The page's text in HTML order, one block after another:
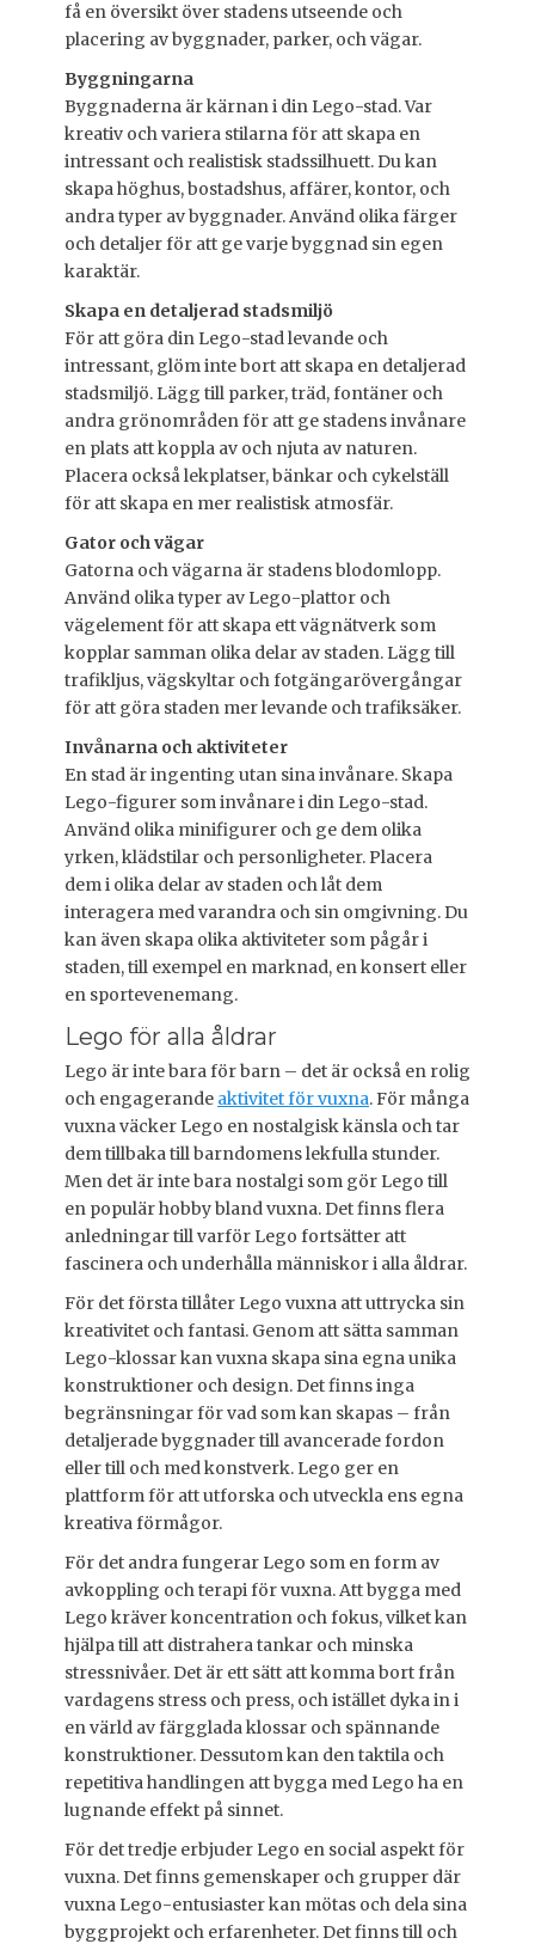
få en översikt över stadens utseende och
placering av byggnader, parker, och vägar.
Byggningarna
Byggnaderna är kärnan i din Lego-stad. Var
kreativ och variera stilarna för att skapa en
intressant och realistisk stadssilhuett. Du kan
skapa höghus, bostadshus, affärer, kontor, och
andra typer av byggnader. Använd olika färger
och detaljer för att ge varje byggnad sin egen
karaktär.
Skapa en detaljerad stadsmiljö
För att göra din Lego-stad levande och
intressant, glöm inte bort att skapa en detaljerad
stadsmiljö. Lägg till parker, träd, fontäner och
andra grönområden för att ge stadens invånare
en plats att koppla av och njuta av naturen.
Placera också lekplatser, bänkar och cykelställ
för att skapa en mer realistisk atmosfär.
Gator och vägar
Gatorna och vägarna är stadens blodomlopp.
Använd olika typer av Lego-plattor och
vägelement för att skapa ett vägnätverk som
kopplar samman olika delar av staden. Lägg till
trafikljus, vägskyltar och fotgängarövergångar
för att göra staden mer levande och trafiksäker.
Invånarna och aktiviteter
En stad är ingenting utan sina invånare. Skapa
Lego-figurer som invånare i din Lego-stad.
Använd olika minifigurer och ge dem olika
yrken, klädstilar och personligheter. Placera
dem i olika delar av staden och låt dem
interagera med varandra och sin omgivning. Du
kan även skapa olika aktiviteter som pågår i
staden, till exempel en marknad, en konsert eller
en sportevenemang.
Lego för alla åldrar
Lego är inte bara för barn – det är också en rolig
och engagerande aktivitet för vuxna. För många
vuxna väcker Lego en nostalgisk känsla och tar
dem tillbaka till barndomens lekfulla stunder.
Men det är inte bara nostalgi som gör Lego till
en populär hobby bland vuxna. Det finns flera
anledningar till varför Lego fortsätter att
fascinera och underhålla människor i alla åldrar.
För det första tillåter Lego vuxna att uttrycka sin
kreativitet och fantasi. Genom att sätta samman
Lego-klossar kan vuxna skapa sina egna unika
konstruktioner och design. Det finns inga
begränsningar för vad som kan skapas – från
detaljerade byggnader till avancerade fordon
eller till och med konstverk. Lego ger en
plattform för att utforska och utveckla ens egna
kreativa förmågor.
För det andra fungerar Lego som en form av
avkoppling och terapi för vuxna. Att bygga med
Lego kräver koncentration och fokus, vilket kan
hjälpa till att distrahera tankar och minska
stressnivåer. Det är ett sätt att komma bort från
vardagens stress och press, och istället dyka in i
en värld av färgglada klossar och spännande
konstruktioner. Dessutom kan den taktila och
repetitiva handlingen att bygga med Lego ha en
lugnande effekt på sinnet.
För det tredje erbjuder Lego en social aspekt för
vuxna. Det finns gemenskaper och grupper där
vuxna Lego-entusiaster kan mötas och dela sina
byggprojekt och erfarenheter. Det finns till och